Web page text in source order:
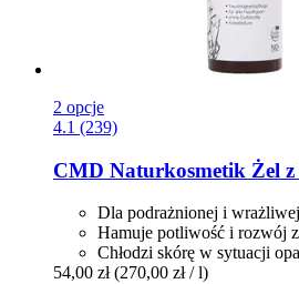
2 opcje
4.1 (239)
CMD Naturkosmetik Żel
Dla podrażnionej i
Hamuje potliwość i rozwój
Chłodzi skórę w sytuacji
54,00 zł (270,00 zł / l)